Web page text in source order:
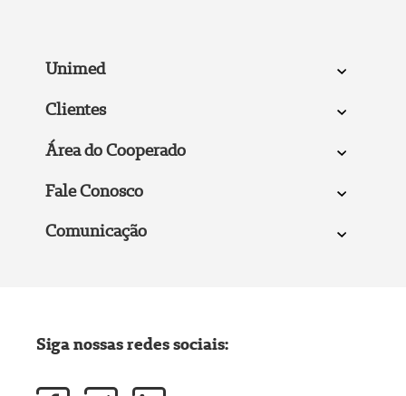
Unimed
Clientes
Área do Cooperado
Fale Conosco
Comunicação
Siga nossas redes sociais: